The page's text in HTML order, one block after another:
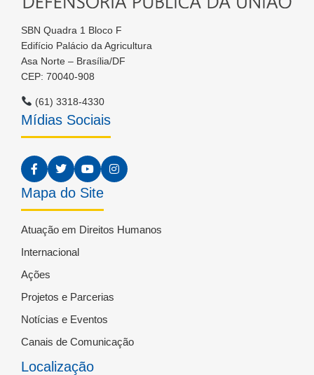
SBN Quadra 1 Bloco F
Edifício Palácio da Agricultura
Asa Norte – Brasília/DF
CEP: 70040-908
(61) 3318-4330
Mídias Sociais
Mapa do Site
Atuação em Direitos Humanos
Internacional
Ações
Projetos e Parcerias
Notícias e Eventos
Canais de Comunicação
Localização